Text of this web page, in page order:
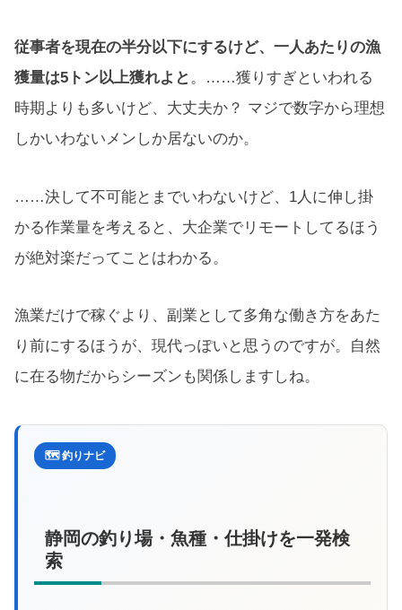
従事者を現在の半分以下にするけど、一人あたりの漁
獲量は5トン以上獲れよと 。……獲りすぎといわれる
時期よりも多いけど、大丈夫か？ マジで数字から理想
しかいわないメンしか居ないのか。
……決して不可能とまでいわないけど、1人に伸し掛
かる作業量を考えると、大企業でリモートしてるほう
が絶対楽だってことはわかる。
漁業だけで稼ぐより、副業として多角な働き方をあた
り前にするほうが、現代っぽいと思うのですが。自然
に在る物だからシーズンも関係しますしね。
🗺️ 釣りナビ
静岡の釣り場・魚種・仕掛けを一発検
索